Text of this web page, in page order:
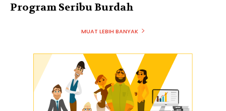
Program Seribu Burdah
MUAT LEBIH BANYAK